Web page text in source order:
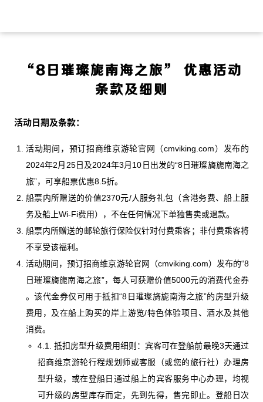
“8日璀璨旎南海之旅” 优惠活动
条款及细则
活动日期及条款：
活动期间，预订招商维京游轮官网（cmviking.com）发布的
2024年2月25日及2024年3月10日出发的“8日璀璨旖旎南海之
旅”，可享船票优惠8.5折。
船票内所赠送的价值2370元/人服务礼包（含港务费、船上服
务及船上Wi-Fi费用），不在任何情况下单独售卖或退款。
船票内所赠送的邮轮旅行保险仅针对付费乘客；非付费乘客将
不享受该福利。
活动期间，预订招商维京游轮官网（cmviking.com）发布的“8
日璀璨旖旎南海之旅”，每人可获赠价值5000元的消费代金券
。该代金券仅可用于抵扣“8日璀璨旖旎南海之旅”的房型升级
费用，及在船上购买的岸上游览/特色体验项目、酒水及其他
消费。
4.1. 抵扣房型升级费用细则：宾客可在登船前最晚3天通过
招商维京游轮行程规划师或客服（或您的旅行社）办理房
型升级，或在登船日通过船上的宾客服务中心办理，均视
可升级的房型库存而定，先到先得，售完即止。登船日次